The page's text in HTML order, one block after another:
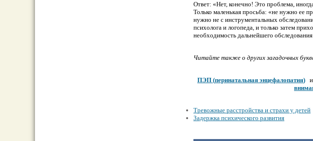
Ответ: «Нет, конечно! Это пpoблема,
Только маленькая просьба: «не нужно ее
нужно не с инструментальных
психолога и логопеда, и только затем
необходимость дальнейшего
Читайте также о других загадочных
ПЭП (перинатальная энцефалопатия)
Тревожные расстройства и страхи у детей
Задержка психического развития